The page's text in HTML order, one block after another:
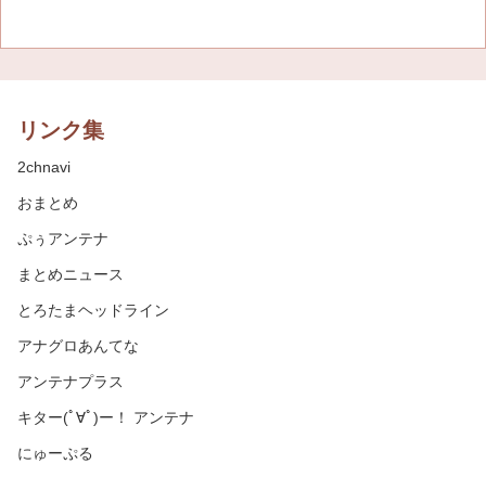
リンク集
2chnavi
おまとめ
ぷぅアンテナ
まとめニュース
とろたまヘッドライン
アナグロあんてな
アンテナプラス
キター(ﾟ∀ﾟ)ー！ アンテナ
にゅーぷる